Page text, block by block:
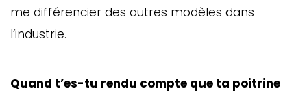
me différencier des autres modèles dans
l’industrie.
Quand t’es-tu rendu compte que ta poitrine